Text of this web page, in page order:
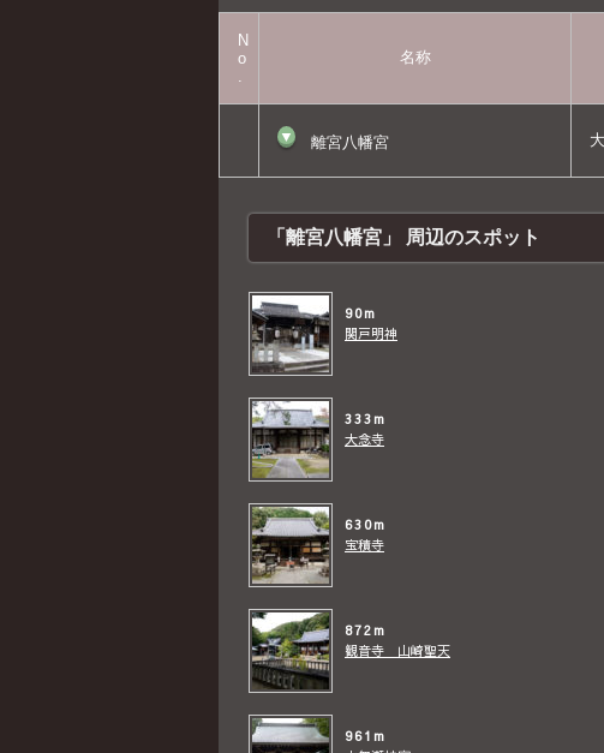
N
o
.
名称
▼ 離宮八幡宮
「離宮八幡宮」 周辺のスポット
90m
関戸明神
333m
大念寺
630m
宝積寺
872m
観音寺 山崎聖天
961m